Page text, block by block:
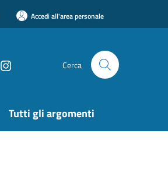
Accedi all'area personale
Cerca
Tutti gli argomenti